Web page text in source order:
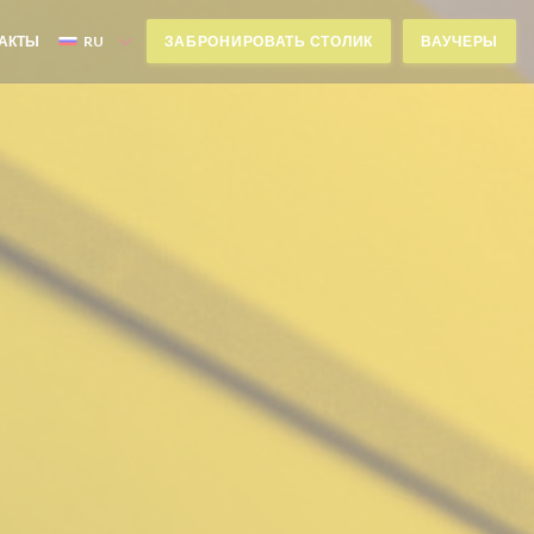
ОКНЕ))
НОВОМ ОКНЕ))
RU ЗАБРОНИРОВАТЬ СТОЛИК ВАУЧЕРЫ